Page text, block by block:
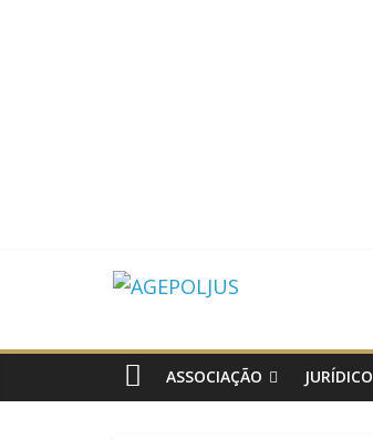
AGEPOLJUS
Associação
Nacional
dos
ASSOCIAÇÃO JURÍDICO